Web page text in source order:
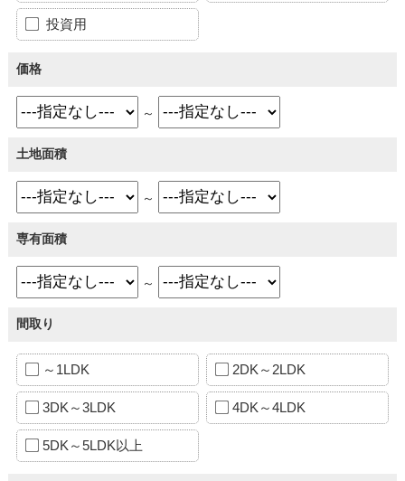
投資用
価格
～
土地面積
～
専有面積
～
間取り
～1LDK 2DK～2LDK
3DK～3LDK 4DK～4LDK
5DK～5LDK以上